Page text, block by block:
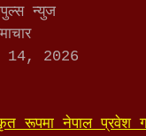
न्युज
14, 2026
रूपमा नेपाल प्रवेश